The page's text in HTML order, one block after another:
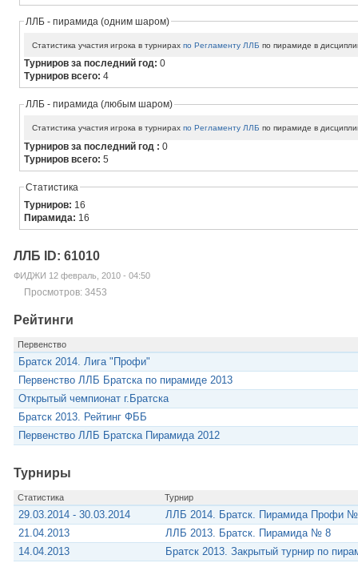
ЛЛБ - пирамида (одним шаром)
Статистика участия игрока в турнирахпо Регламенту ЛЛБ по пирамиде в
Турниров за последний год:0
Турниров всего:4
ЛЛБ - пирамида (любым шаром)
Статистика участия игрока в турнирахпо Регламенту ЛЛБ по пирамиде в
Турниров за последний год :0
Турниров всего:5
Статистика
Турниров: 16
Пирамида: 16
ЛЛБ ID: 61010
ФИДЖИ 12 февраль, 2010 - 04:50
Просмотров: 3453
Рейтинги
Первенство
Братск 2014. Лига "Профи"
Первенство ЛЛБ Братска по пирамиде 2013
Открытый чемпионат г.Братска
Братск 2013. Рейтинг ФББ
Первенство ЛЛБ Братска Пирамида 2012
Турниры
Статистика Турнир
29.03.2014 - 30.03.2014
ЛЛБ 2014. Братск. Пирамида Профи
21.04.2013
ЛЛБ 2013. Братск. Пирамида № 8
14.04.2013
Братск 2013. Закрытый турнир по